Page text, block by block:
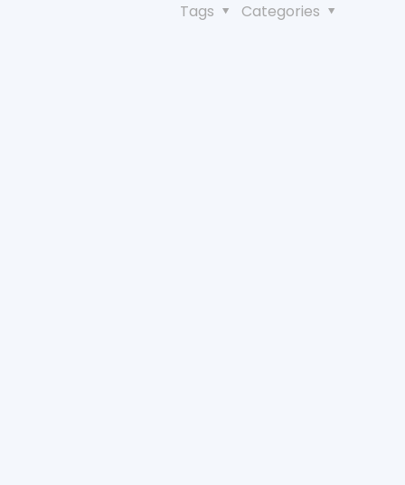
Categories
Tags